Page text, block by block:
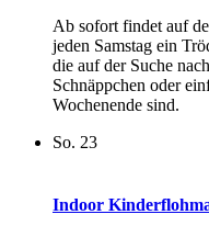
Ab sofort findet auf
jeden Samstag ein
die auf der Suche
Schnäppchen oder
Wochenende sind.
So. 23
Indoor